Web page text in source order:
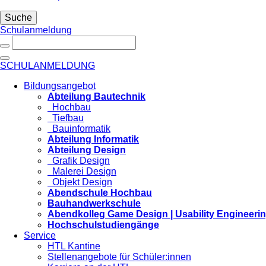
Suche
Schulanmeldung
SCHULANMELDUNG
Bildungsangebot
Abteilung Bautechnik
Hochbau
Tiefbau
Bauinformatik
Abteilung Informatik
Abteilung Design
Grafik Design
Malerei Design
Objekt Design
Abendschule Hochbau
Bauhandwerkschule
Abendkolleg Game Design | Usability
Hochschulstudiengänge
Service
HTL Kantine
Stellenangebote für Schüler:innen